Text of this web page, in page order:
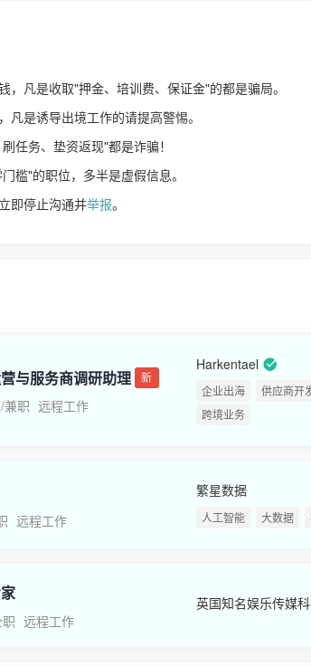
，凡是收取"押金、培训费、保证金"的都是骗局。
凡是诱导出境工作的请提高警惕。
任务、垫资返现"都是诈骗！
槛"的职位，多半是虚假信息。
即停止沟通并举报。
与服务商调研助理 新
兼职 远程工作
Harkentael
企业出海 供应商开
跨境业务
远程工作
繁星数据
人工智能 大数据
远程工作
英国知名娱乐传媒